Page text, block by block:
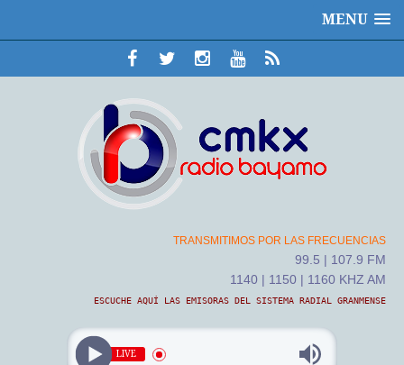
MENU
TRANSMITIMOS POR LAS FRECUENCIAS
99.5 | 107.9 FM
1140 | 1150 | 1160 KHZ AM
ESCUCHE AQUÍ LAS EMISORAS DEL SISTEMA RADIAL GRANMENSE
LIVE